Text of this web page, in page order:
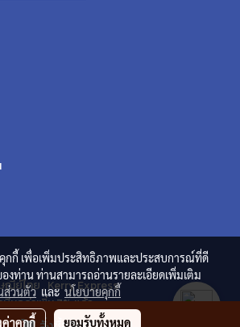
ย์ไทย , Kerry Express
มูลค่าเพิ่ม 7% แล้ว
กกี้ เพื่อเพิ่มประสิทธิภาพและประสบการณ์ที่ดี
องท่าน ท่านสามารถอ่านรายละเอียดเพิ่มเติม
ส่วนตัวและนโยบายคุกกี้
ค่าคุกกี้ ยอมรับทั้งหมด